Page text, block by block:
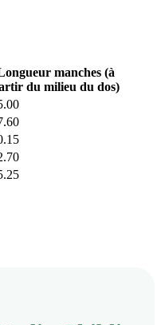
manches (à
du milieu du dos)